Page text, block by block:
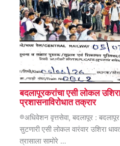
बदलापूरकरांचा एसी लोकल
प्रशासनाविरोधात तक्रार
®अधिवेशन वृत्तसेवा, बदलापूर :
सुटणारी एसी लोकल वारंवार उशिरा
त्रासाला सामोरे ...